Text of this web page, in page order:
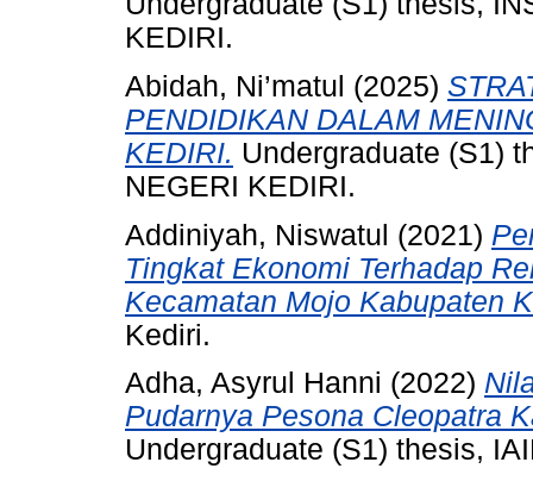
KEDIRI.
Abidah, Ni’matul (2025)
PENDIDIKAN DALAM
KEDIRI. Undergraduate (S1)
NEGERI KEDIRI.
Addiniyah, Niswatul (2021)
Tingkat Ekonomi Terhadap
Kecamatan Mojo Kabupaten
Kediri.
Adha, Asyrul Hanni (2022)
Pudarnya Pesona Cleopatra
Undergraduate (S1) thesis,